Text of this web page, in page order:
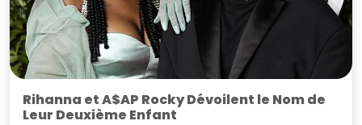
Rihanna et A$AP Rocky Dévoilent le Nom de
Leur Deuxième Enfant